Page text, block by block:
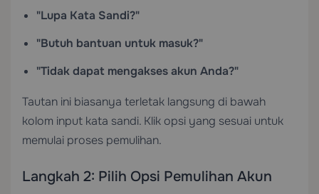
"Lupa Kata Sandi?"
"Butuh bantuan untuk masuk?"
"Tidak dapat mengakses akun Anda?"
Tautan ini biasanya terletak langsung di bawah
kolom input kata sandi. Klik opsi yang sesuai untuk
memulai proses pemulihan.
Langkah 2: Pilih Opsi Pemulihan Akun